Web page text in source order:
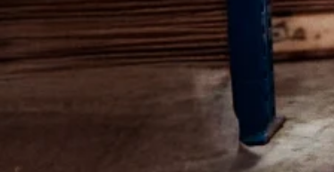
både boligejere og
vej op i
De kan lave støj,
som hurtigt
de bliver håndteret,